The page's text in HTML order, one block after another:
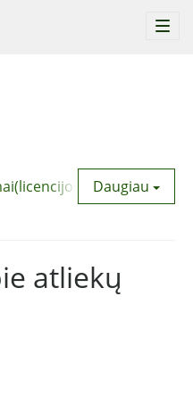
Daugiau
atliekų